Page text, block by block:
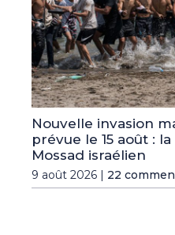
Nouvelle invasion
prévue le 15 août :
Mossad israélien
9 août 2026 | 22